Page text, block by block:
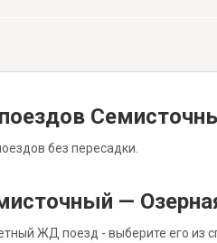
без пересадки.
—
ЖД поезд - выберите его из